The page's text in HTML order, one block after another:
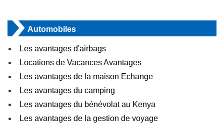
Automobiles
Les avantages d'airbags
Locations de Vacances Avantages
Les avantages de la maison Echange
Les avantages du camping
Les avantages du bénévolat au Kenya
Les avantages de la gestion de voyage